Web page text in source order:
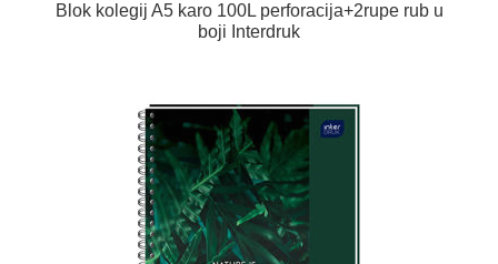
Blok kolegij A5 karo 100L perforacija+2rupe rub u
boji Interdruk